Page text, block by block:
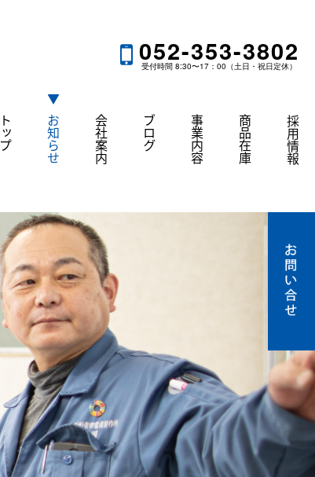
052-353-3802
受付時間 8:30〜17：00（土日・祝日定休）
トップ お知らせ 会社案内 ブログ 事業内容 商品在庫 採用情報